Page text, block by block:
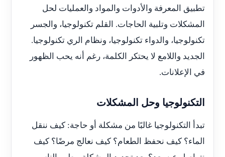
تطبيق المعرفة والأدوات والمواد والعمليات لحل
المشكلات وتلبية الحاجات. القلم تكنولوجيا، والجسر
تكنولوجيا، والدواء تكنولوجيا، ونظام الري تكنولوجيا.
الجديد واللامع لا يحتكر الكلمة، رغم أنه يحب الظهور
في الإعلانات.
التكنولوجيا وحل المشكلات
تبدأ التكنولوجيا غالبًا من مشكلة أو حاجة: كيف ننقل
الماء؟ كيف نحفظ الطعام؟ كيف نعالج مرضًا؟ كيف